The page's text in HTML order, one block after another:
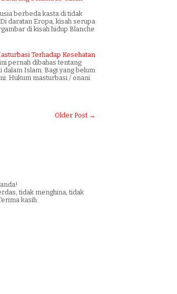
berbeda kasta di tidak
daratan Eropa, kisah serupa
di kisah hidup Blanche
Terhadap Kesehatan
pernah dibahas tentang
dalam Islam. Bagi yang belum
Hukum masturbasi / onani
Older Post →
tidak menghina, tidak
kasih